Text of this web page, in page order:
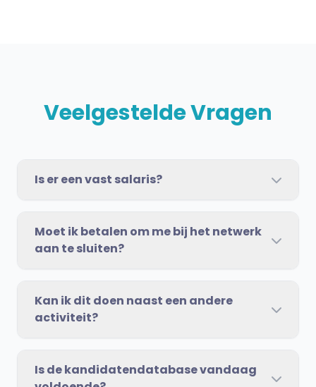
Veelgestelde Vragen
Is er een vast salaris?
Moet ik betalen om me bij het netwerk
aan te sluiten?
Kan ik dit doen naast een andere
activiteit?
Is de kandidatendatabase vandaag